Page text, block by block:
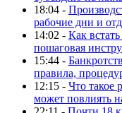
18:04 -
рабочие дни и
14:02 - Как
пошаговая
15:44 -
правила,
12:15 - Что такое
может повлиять